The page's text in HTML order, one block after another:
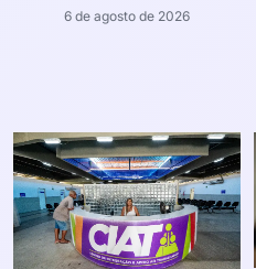
6 de agosto de 2026